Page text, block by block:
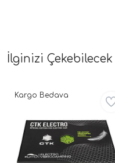
İlginizi
Kargo Bedava